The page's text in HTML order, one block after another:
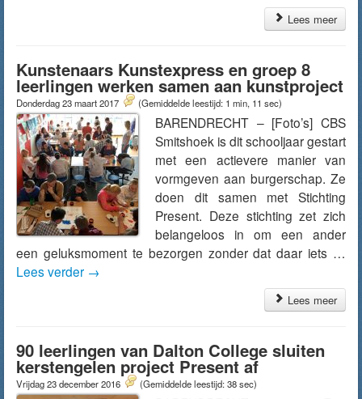
Lees meer
Kunstenaars Kunstexpress en groep 8
leerlingen werken samen aan kunstproject
Donderdag 23 maart 2017 (Gemiddelde leestijd: 1 min, 11 sec)
BARENDRECHT – [Foto’s] CBS
Smitshoek is dit schooljaar gestart
met een actievere manier van
vormgeven aan burgerschap. Ze
doen dit samen met Stichting
Present. Deze stichting zet zich
belangeloos in om een ander
een geluksmoment te bezorgen zonder dat daar iets …
Lees verder →
Lees meer
90 leerlingen van Dalton College sluiten
kerstengelen project Present af
Vrijdag 23 december 2016 (Gemiddelde leestijd: 38 sec)